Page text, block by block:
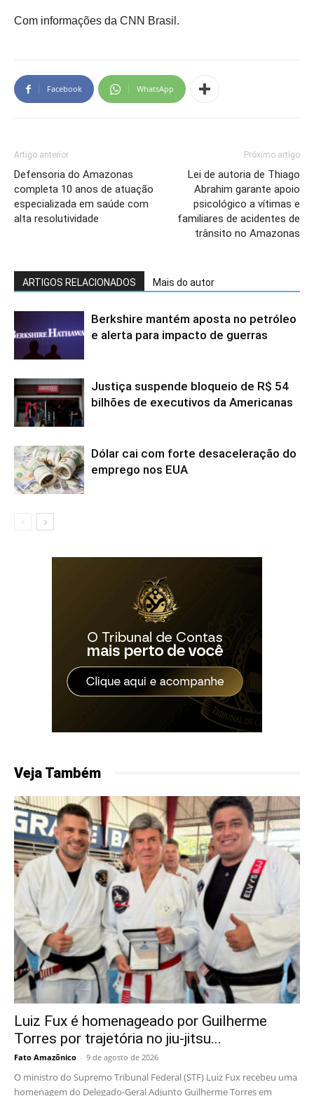
Com informações da CNN Brasil.
Facebook WhatsApp
Artigo anterior
Defensoria do Amazonas
completa 10 anos de atuação
especializada em saúde com
alta resolutividade
Próximo artigo
Lei de autoria de Thiago
Abrahim garante apoio
psicológico a vítimas e
familiares de acidentes de
trânsito no Amazonas
ARTIGOS RELACIONADOS Mais do autor
Berkshire mantém aposta no petróleo
e alerta para impacto de guerras
Justiça suspende bloqueio de R$ 54
bilhões de executivos da Americanas
Dólar cai com forte desaceleração do
emprego nos EUA
Veja Também
Luiz Fux é homenageado por Guilherme
Torres por trajetória no jiu-jitsu...
Fato Amazônico - 9 de agosto de 2026
O ministro do Supremo Tribunal Federal (STF) Luiz Fux recebeu uma
homenagem do Delegado-Geral Adjunto Guilherme Torres em